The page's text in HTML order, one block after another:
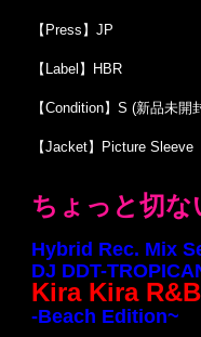
【Press】JP
【Label】HBR
【Condition】S (新品未開
【Jacket】Picture Sleeve
ちょっと切
Hybrid Rec. Mix
DJ DDT-
Kira Kira R&B
-Beach Edition~